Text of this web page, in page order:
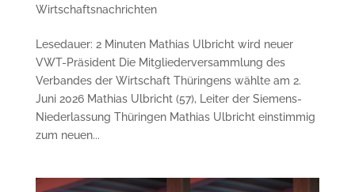
Wirtschaftsnachrichten
Lesedauer: 2 Minuten Mathias Ulbricht wird neuer
VWT-Präsident Die Mitgliederversammlung des
Verbandes der Wirtschaft Thüringens wählte am 2.
Juni 2026 Mathias Ulbricht (57), Leiter der Siemens-
Niederlassung Thüringen Mathias Ulbricht einstimmig
zum neuen...